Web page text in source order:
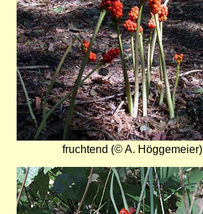
fruchtend (© A. Höggemeier)
Bild